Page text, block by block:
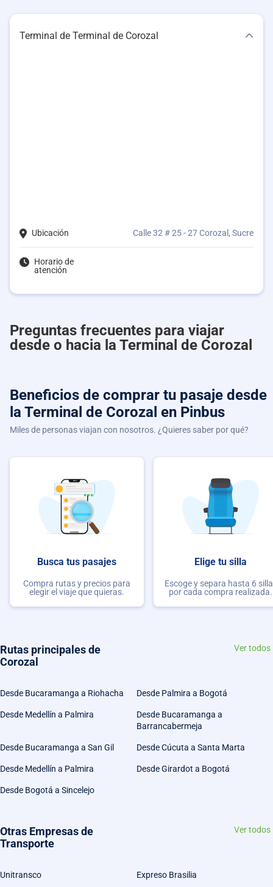
Terminal de Terminal de Corozal
Ubicación Calle 32 # 25 - 27 Corozal, Sucre
Horario de
atención
Preguntas frecuentes para viajar
desde o hacia la Terminal de Corozal
Beneficios de comprar tu pasaje desde
la Terminal de Corozal en Pinbus
Miles de personas viajan con nosotros. ¿Quieres saber por qué?
Busca tus pasajes
Compra rutas y precios para
elegir el viaje que quieras.
Elige tu silla
Escoge y separa hasta 6
por cada compra realizada.
Rutas principales de
Corozal
Ver todos
Desde Bucaramanga a Riohacha Desde Palmira a Bogotá
Desde Medellín a Palmira
Desde Bucaramanga a
Barrancabermeja
Desde Bucaramanga a San Gil Desde Cúcuta a Santa Marta
Desde Medellín a Palmira Desde Girardot a Bogotá
Desde Bogotá a Sincelejo
Otras Empresas de
Transporte
Ver todos
Unitransco Expreso Brasilia